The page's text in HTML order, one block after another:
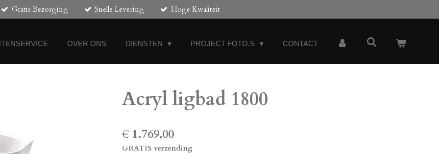
Gratis Bezorging Snelle Levering Hoge Kwaliteit
OVER ONS DIENSTEN PROJECT FOTO.S CONTACT
Acryl ligbad 1800
€ 1.769,00
GRATIS verzending